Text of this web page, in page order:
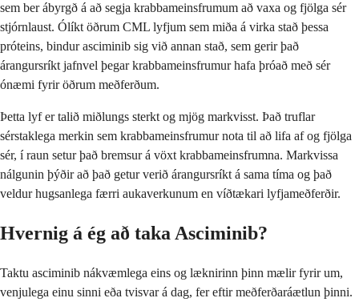
sem ber ábyrgð á að segja krabbameinsfrumum að vaxa og fjölga sér
stjórnlaust. Ólíkt öðrum CML lyfjum sem miða á virka stað þessa
próteins, bindur asciminib sig við annan stað, sem gerir það
árangursríkt jafnvel þegar krabbameinsfrumur hafa þróað með sér
ónæmi fyrir öðrum meðferðum.
Þetta lyf er talið miðlungs sterkt og mjög markvisst. Það truflar
sérstaklega merkin sem krabbameinsfrumur nota til að lifa af og fjölga
sér, í raun setur það bremsur á vöxt krabbameinsfrumna. Markvissa
nálgunin þýðir að það getur verið árangursríkt á sama tíma og það
veldur hugsanlega færri aukaverkunum en víðtækari lyfjameðferðir.
Hvernig á ég að taka Asciminib?
Taktu asciminib nákvæmlega eins og læknirinn þinn mælir fyrir um,
venjulega einu sinni eða tvisvar á dag, fer eftir meðferðaráætlun þinni.